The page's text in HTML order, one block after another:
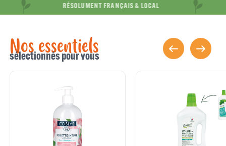
RÉSOLUMENT FRANÇAIS & LOCAL
Nos essentiels
sélectionnés pour vous